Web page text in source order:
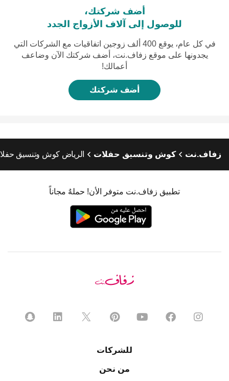
أضف شركتك،
للوصول إلى آلاف الأزواج الجدد
في كل عام، يوقع 400 ألف زوجين اتفاقيات مع الشركات التي
يجدونها على موقع زفاف.نت، أضف شركتك الآن وضاعف
أعمالك!
أضف شركتك
زفاف.نت كوش وتنسيق حفلات الرياض كوش وتنسيق
تطبيق زفاف.نت متوفر الأن! حملهٌ مجاناً
للشركات
من نحن